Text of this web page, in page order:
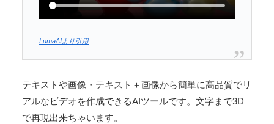
LumaAIより引用
テキストや画像・テキスト＋画像から簡単に高品質でリ
アルなビデオを作成できるAIツールです。文字まで3D
で再現出来ちゃいます。